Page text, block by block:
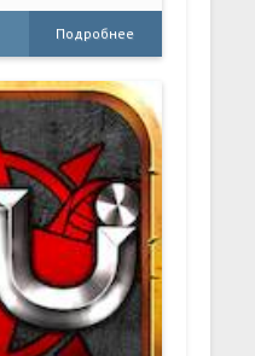
Подробнее